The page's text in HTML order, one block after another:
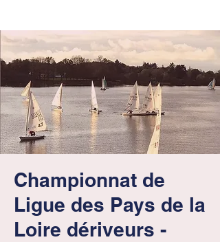
Championnat de
Ligue des Pays de la
Loire dériveurs -